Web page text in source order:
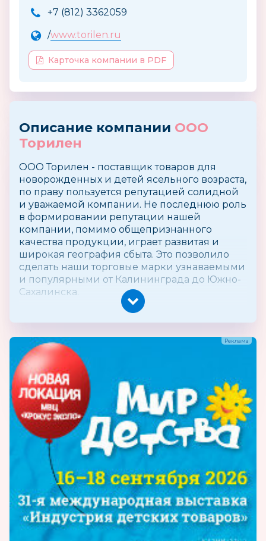
+7 (812) 3362059
/www.torilen.ru
Карточка компании в PDF
Описание компании ООО
Торилен
ООО Торилен - поставщик товаров для
новорожденных и детей ясельного возраста,
по праву пользуется репутацией солидной
и уважаемой компании. Не последнюю роль
в формировании репутации нашей
компании, помимо общепризнанного
качества продукции, играет развитая и
широкая география сбыта. Это позволило
сделать наши торговые марки узнаваемыми
и популярными от Калининграда до Южно-
Сахалинска.
Мы уважаем наших клиентов и всегда
изменениях: ассортимента, цен, условий
сотрудничества. Для наших клиентов
сохраняются все условия гарантии, замены,
возврата, как и для наших конечных
клиентов. Для каждого нового клиента мы
разрабатываем специальную программу
цен, включая ценовые льготы на этапе
развития сотрудничества и кредитную
линию после длительного сотрудничества.
Мы ценим время наших партнеров, и
поэтому нами был разработан уникальный
электронный каталог всей нашей
продукции.